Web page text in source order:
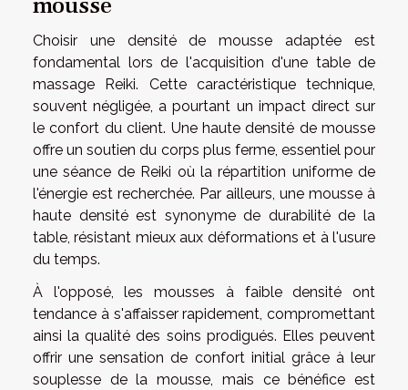
Choisir une densité de mousse adaptée est
fondamental lors de l'acquisition d'une table de
massage Reiki. Cette caractéristique technique,
souvent négligée, a pourtant un impact direct sur
le confort du client. Une haute densité de mousse
offre un soutien du corps plus ferme, essentiel pour
une séance de Reiki où la répartition uniforme de
l'énergie est recherchée. Par ailleurs, une mousse à
haute densité est synonyme de durabilité de la
table, résistant mieux aux déformations et à l'usure
du temps.
À l'opposé, les mousses à faible densité ont
tendance à s'affaisser rapidement, compromettant
ainsi la qualité des soins prodigués. Elles peuvent
offrir une sensation de confort initial grâce à leur
souplesse de la mousse, mais ce bénéfice est